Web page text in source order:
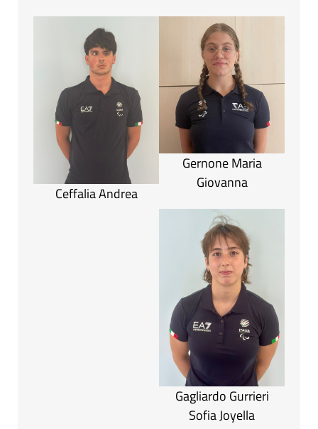
Ceffalia Andrea
Gernone Maria
Giovanna
Gagliardo Gurrieri
Sofia Joyella